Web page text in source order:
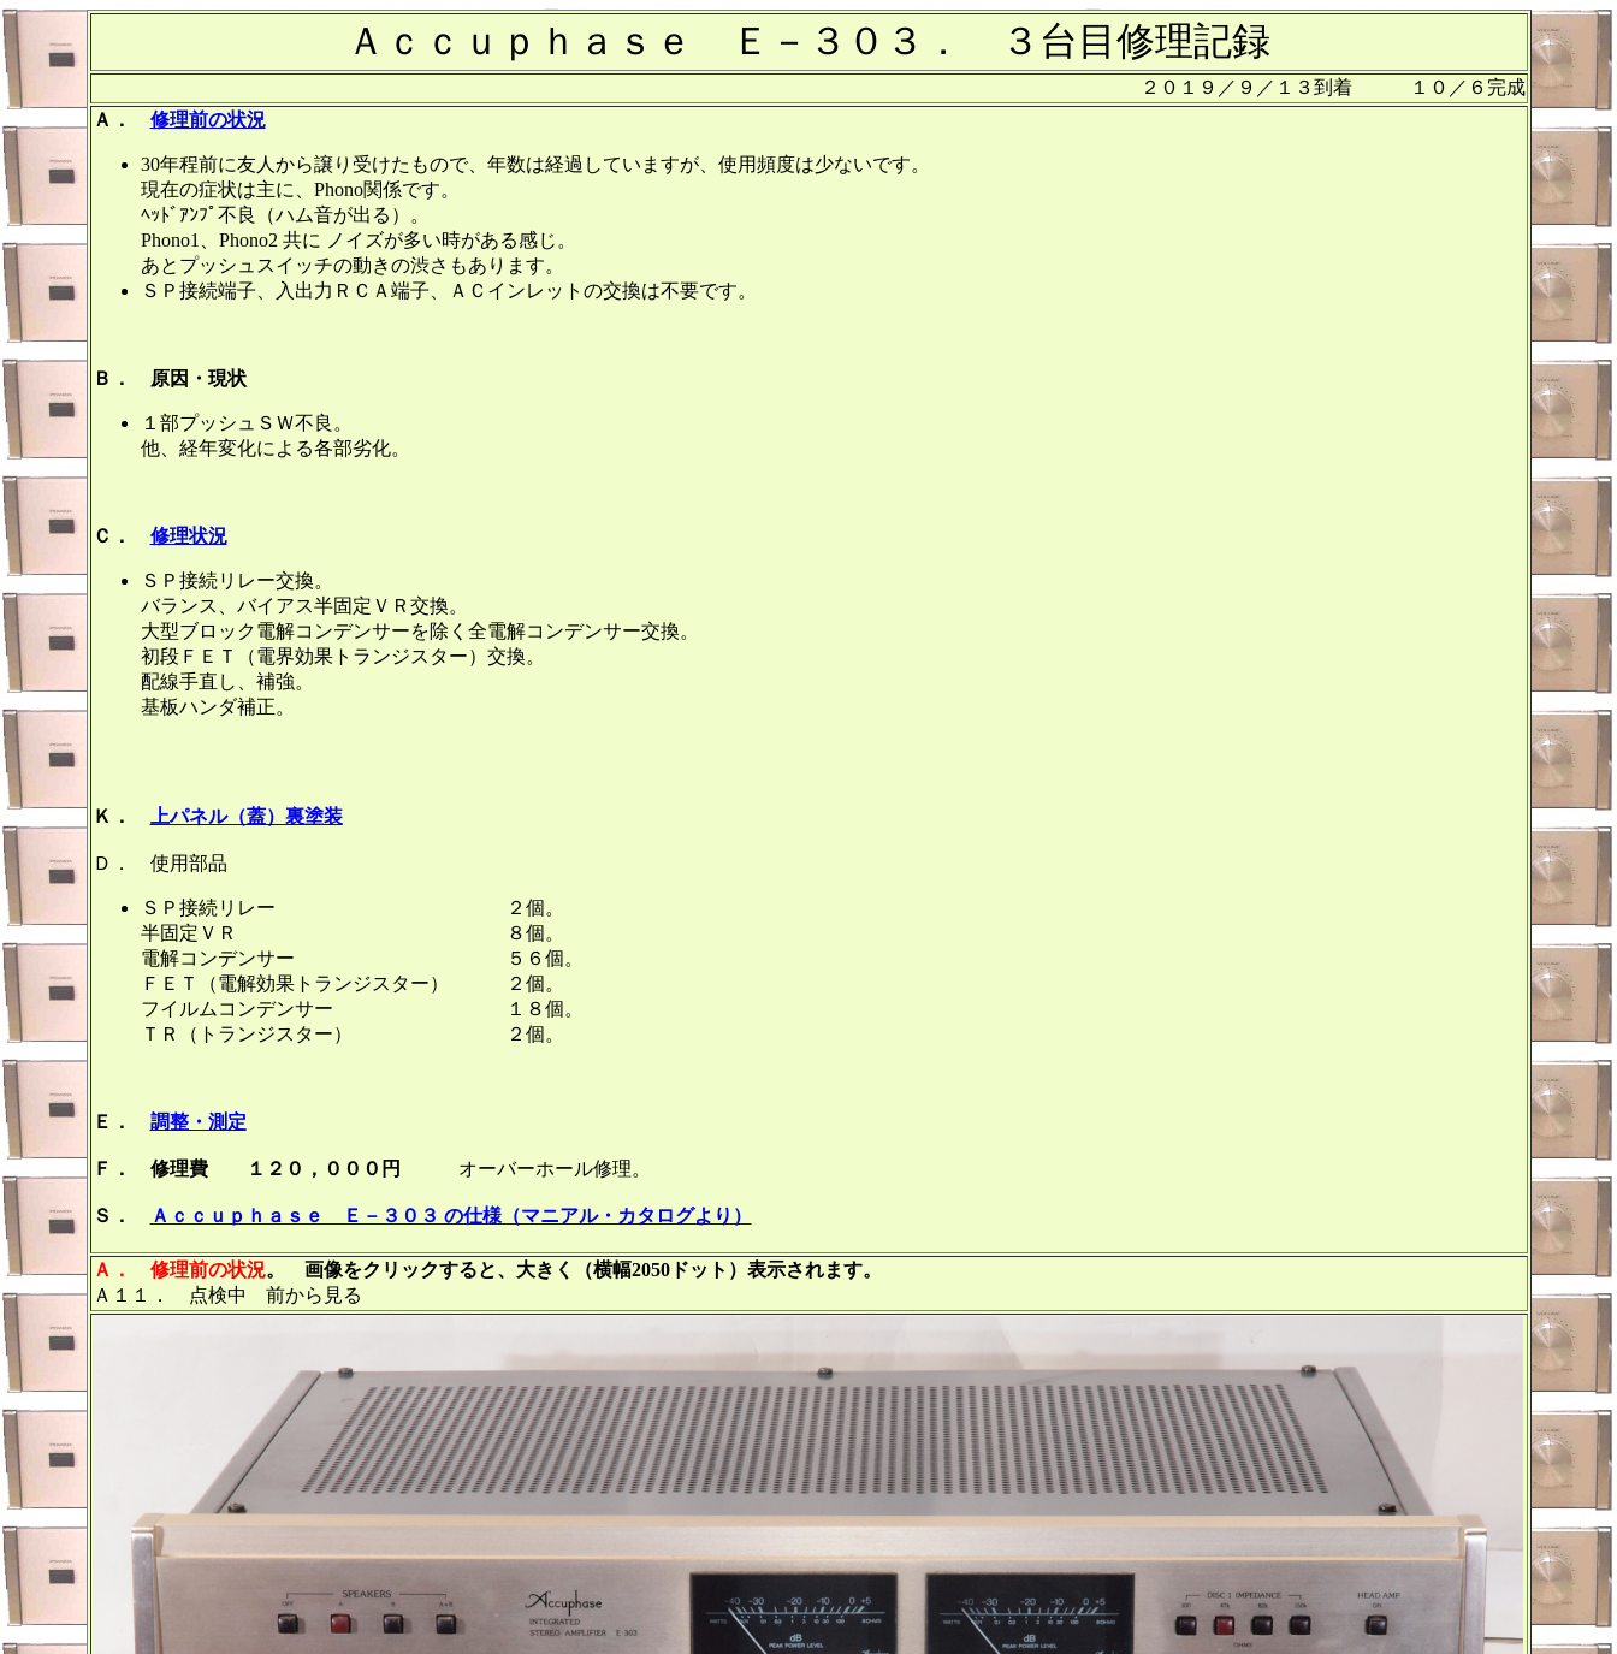
Ａｃｃｕｐｈａｓｅ Ｅ－３０３． ３台目修理記録
２０１９／９／１３到着 １０／６完成
Ａ． 修理前の状況
30年程前に友人から譲り受けたもので、年数は経過していますが、使用頻度は少ないです。
現在の症状は主に、Phono関係です。
ﾍｯﾄﾞｱﾝﾌﾟ不良（ハム音が出る）。
Phono1、Phono2 共に ノイズが多い時がある感じ。
あとプッシュスイッチの動きの渋さもあります。
ＳＰ接続端子、入出力ＲＣＡ端子、ＡＣインレットの交換は不要です。
Ｂ． 原因・現状
１部プッシュＳＷ不良。
他、経年変化による各部劣化。
Ｃ． 修理状況
ＳＰ接続リレー交換。
バランス、バイアス半固定ＶＲ交換。
大型ブロック電解コンデンサーを除く全電解コンデンサー交換。
初段ＦＥＴ（電界効果トランジスター）交換。
配線手直し、補強。
基板ハンダ補正。
Ｋ． 上パネル（蓋）裏塗装
Ｄ． 使用部品
ＳＰ接続リレー ２個。
半固定ＶＲ ８個。
電解コンデンサー ５６個。
ＦＥＴ（電解効果トランジスター） ２個。
フイルムコンデンサー １８個。
ＴＲ（トランジスター） ２個。
Ｅ． 調整・測定
Ｆ． 修理費 １２０，０００円 オーバーホール修理。
Ｓ． Ａｃｃｕｐｈａｓｅ Ｅ－３０３ の仕様（マニアル・カタログより）
Ａ． 修理前の状況。 画像をクリックすると、大きく（横幅2050ドット）表示されます。
Ａ１１． 点検中 前から見る